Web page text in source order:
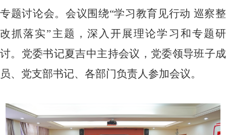
专题讨论会。会议围绕“学习教育见行动 巡察整
改抓落实”主题，深入开展理论学习和专题研
讨。党委书记夏吉中主持会议，党委领导班子成
员、党支部书记、各部门负责人参加会议。